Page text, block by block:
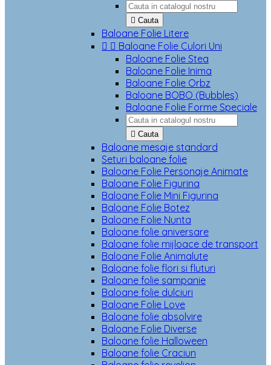
 Cauta
Baloane Folie Litere
  Baloane Folie Culori Uni
Baloane Folie Stea
Baloane Folie Inima
Baloane Folie Orbz
Baloane BOBO (Bubbles)
Baloane Folie Forme Speciale
 Cauta
Baloane mesaje standard
Seturi baloane folie
Baloane Folie Personaje Animate
Baloane Folie Figurina
Baloane Folie Mini Figurina
Baloane Folie Botez
Baloane Folie Nunta
Baloane folie aniversare
Baloane folie mijloace de transport
Baloane Folie Animalute
Baloane folie flori si fluturi
Baloane folie sampanie
Baloane folie dulciuri
Baloane Folie Love
Baloane folie absolvire
Baloane Folie Diverse
Baloane folie Halloween
Baloane folie Craciun